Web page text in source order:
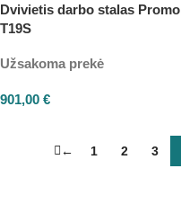
Dvivietis darbo stalas Promo
T19S
Užsakoma prekė
901,00 €
← 1 2 3